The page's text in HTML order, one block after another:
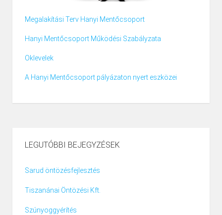
Megalakítási Terv Hanyi Mentőcsoport
Hanyi Mentőcsoport Működési Szabályzata
Oklevelek
A Hanyi Mentőcsoport pályázaton nyert eszközei
LEGUTÓBBI BEJEGYZÉSEK
Sarud öntözésfejlesztés
Tiszanánai Öntözési Kft.
Szúnyoggyérítés